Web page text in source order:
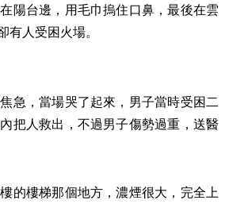
陽台邊，用毛巾摀住口鼻，最後在雲
人受困火場。
急，當場哭了起來，男子當時受困二
把人救出，不過男子傷勢過重，送醫
的樓梯那個地方，濃煙很大，完全上